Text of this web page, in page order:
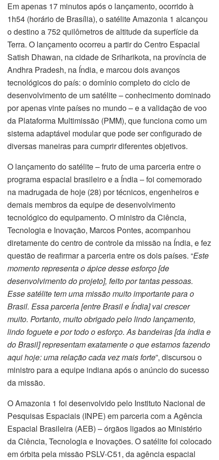
Em apenas 17 minutos após o lançamento, ocorrido à
1h54 (horário de Brasília), o satélite Amazonia 1 alcançou
o destino a 752 quilômetros de altitude da superfície da
Terra. O lançamento ocorreu a partir do Centro Espacial
Satish Dhawan, na cidade de Sriharikota, na província de
Andhra Pradesh, na Índia, e marcou dois avanços
tecnológicos do país: o domínio completo do ciclo de
desenvolvimento de um satélite – conhecimento dominado
por apenas vinte países no mundo – e a validação de voo
da Plataforma Multimissão (PMM), que funciona como um
sistema adaptável modular que pode ser configurado de
diversas maneiras para cumprir diferentes objetivos.
O lançamento do satélite – fruto de uma parceria entre o
programa espacial brasileiro e a Índia – foi comemorado
na madrugada de hoje (28) por técnicos, engenheiros e
demais membros da equipe de desenvolvimento
tecnológico do equipamento. O ministro da Ciência,
Tecnologia e Inovação, Marcos Pontes, acompanhou
diretamente do centro de controle da missão na Índia, e fez
questão de reafirmar a parceria entre os dois países. “Este
momento representa o ápice desse esforço [de
desenvolvimento do projeto], feito por tantas pessoas.
Esse satélite tem uma missão muito importante para o
Brasil. Essa parceria [entre Brasil e Índia] vai crescer
muito. Portanto, muito obrigado pelo lindo lançamento,
lindo foguete e por todo o esforço. As bandeiras [da índia e
do Brasil] representam exatamente o que estamos fazendo
aqui hoje: uma relação cada vez mais forte”, discursou o
ministro para a equipe indiana após o anúncio do sucesso
da missão.
O Amazonia 1 foi desenvolvido pelo Instituto Nacional de
Pesquisas Espaciais (INPE) em parceria com a Agência
Espacial Brasileira (AEB) – órgãos ligados ao Ministério
da Ciência, Tecnologia e Inovações. O satélite foi colocado
em órbita pela missão PSLV-C51, da agência espacial